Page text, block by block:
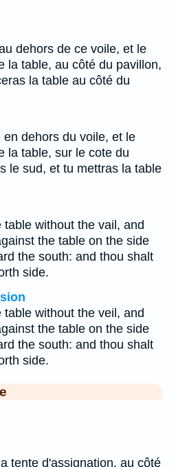
dehors de ce voile, et le
la table, au côté du pavillon,
la table au côté du
dehors du voile, et le
la table, sur le cote du
le sud, et tu mettras la table
without the vail, and
the table on the side
the south: and thou shalt
side.
without the veil, and
the table on the side
the south: and thou shalt
side.
tente d'assignation, au côté